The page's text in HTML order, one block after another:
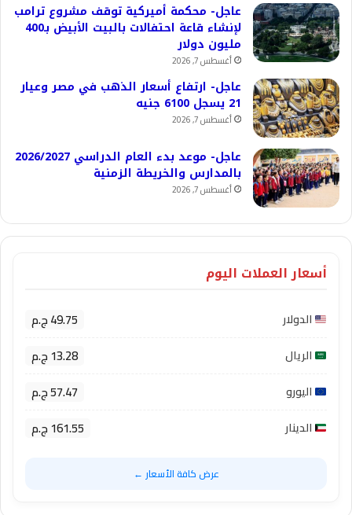
عاجل- محكمة أميركية توقف مشروع ترامب
لإنشاء قاعة احتفالات بالبيت الأبيض بـ400
مليون دولار
أغسطس 7, 2026
عاجل- ارتفاع أسعار الذهب في مصر وعيار
21 يسجل 6100 جنيه
أغسطس 7, 2026
عاجل- موعد بدء العام الدراسي 2026/2027
بالمدارس والخريطة الزمنية
أغسطس 7, 2026
أسعار العملات اليوم
الدولار 49.75 ج.م
الريال 13.28 ج.م
اليورو 57.47 ج.م
الدينار 161.55 ج.م
عرض كافة الأسعار ←